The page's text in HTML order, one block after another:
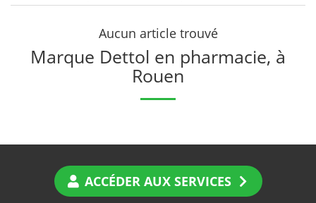
Aucun article trouvé
Marque Dettol en pharmacie, à
Rouen
ACCÉDER AUX SERVICES